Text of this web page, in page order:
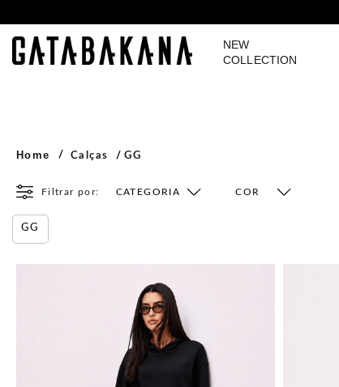
NEW
COLLECTION
GATABAKANA
Home Calças GG
Filtrar por: CATEGORIA COR
GG